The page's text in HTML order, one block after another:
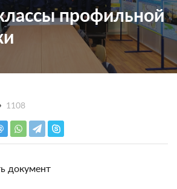
профильной
1108
документ